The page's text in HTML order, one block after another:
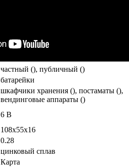
частный (), публичный ()
батарейки
шкафчики хранения (), постаматы (),
вендинговые аппараты ()
6 В
108x55x16
0.28
цинковый сплав
Карта